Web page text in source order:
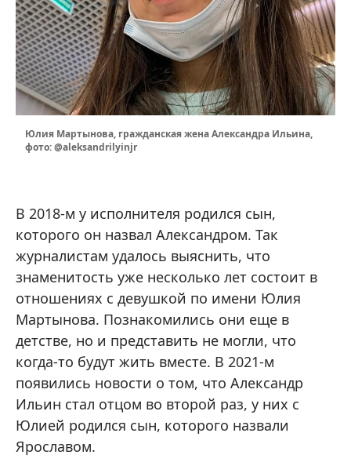
Юлия Мартынова, гражданская жена Александра Ильина,
фото: @aleksandrilyinjr
В 2018-м у исполнителя родился сын,
которого он назвал Александром. Так
журналистам удалось выяснить, что
знаменитость уже несколько лет состоит в
отношениях с девушкой по имени Юлия
Мартынова. Познакомились они еще в
детстве, но и представить не могли, что
когда-то будут жить вместе. В 2021-м
появились новости о том, что Александр
Ильин стал отцом во второй раз, у них с
Юлией родился сын, которого назвали
Ярославом.